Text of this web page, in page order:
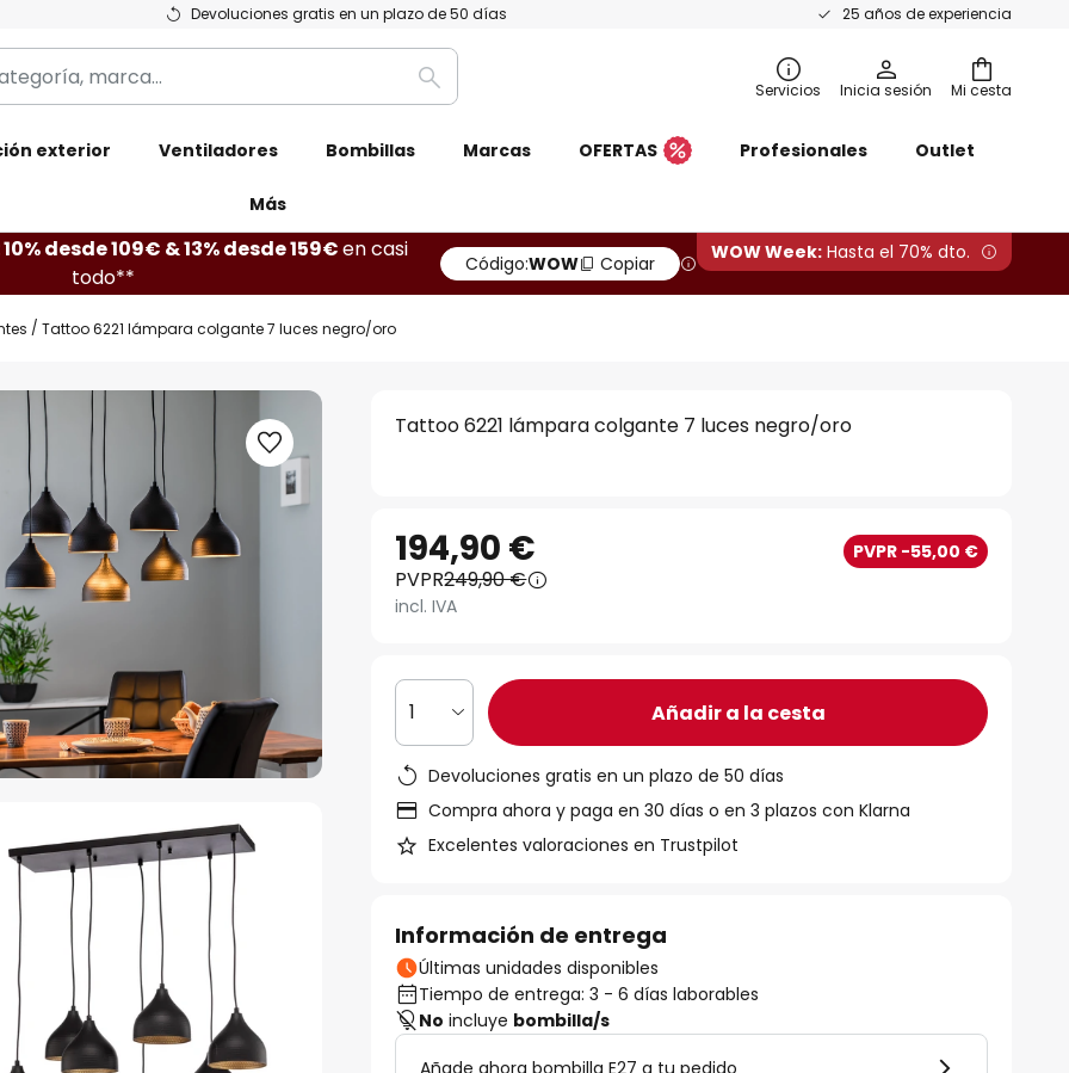
Devoluciones gratis en un plazo de 50 días 25 años de experiencia
Mi cesta
Buscar Servicios Inicia sesión
exterior Ventiladores Bombillas Marcas OFERTAS Profesionales Outlet
Más
10% desde 109€ & 13% desde 159€en casi
todo**
Código:WOW Copiar WOW Week: Hasta el 70% dto.
Tattoo 6221 lámpara colgante 7 luces negro/oro
Tattoo 6221 lámpara colgante 7 luces negro/oro
194,90 € PVPR -55,00 €
PVPR249,90 €
incl. IVA
1 Añadir a la cesta
Devoluciones gratis en un plazo de 50 días
Compra ahora y paga en 30 días o en 3 plazos con Klarna
Excelentes valoraciones en Trustpilot
Información de entrega
Últimas unidades disponibles
Tiempo de entrega: 3 - 6 días laborables
No incluye bombilla/s
Añade ahora bombilla E27 a tu pedido